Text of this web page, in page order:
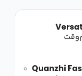
Quanzhi